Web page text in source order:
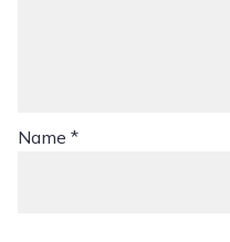
Name*